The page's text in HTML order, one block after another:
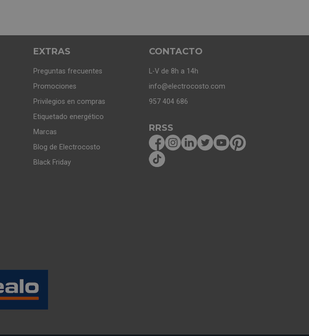
EXTRAS
Preguntas frecuentes
Promociones
Privilegios en compras
Etiquetado energético
Marcas
Blog de Electrocosto
Black Friday
CONTACTO
L-V de 8h a 14h
info@electrocosto.com
957 404 686
RRSS